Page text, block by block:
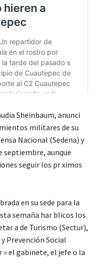
Sheinbaum, anunci
militares de su
Nacional (Sedena) y
septiembre, aunque
seguir los pr ximos
en su sede para la
semaña har blicos los
a de Turismo (Sectur),
Prevención Social
» el gabinete, el jefe o la